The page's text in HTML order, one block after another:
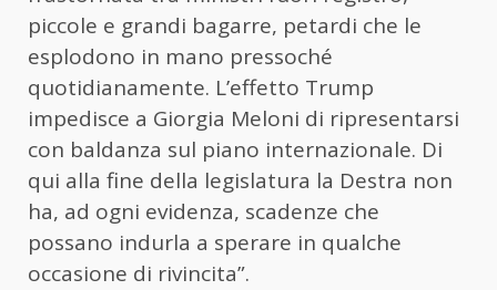
piccole e grandi bagarre, petardi che le
esplodono in mano pressoché
quotidianamente. L’effetto Trump
impedisce a Giorgia Meloni di ripresentarsi
con baldanza sul piano internazionale. Di
qui alla fine della legislatura la Destra non
ha, ad ogni evidenza, scadenze che
possano indurla a sperare in qualche
occasione di rivincita”.